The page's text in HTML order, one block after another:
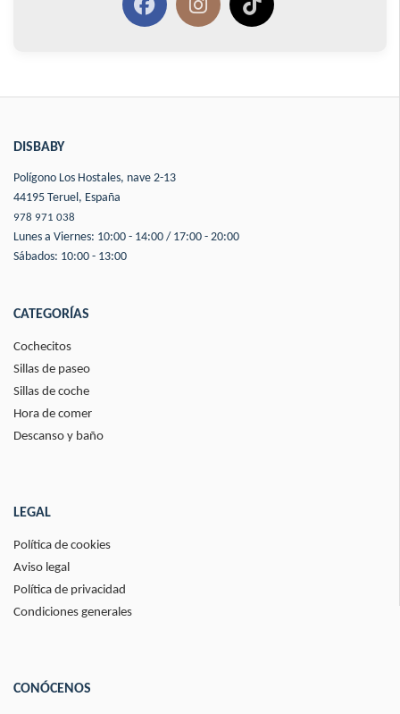
DISBABY
Polígono Los Hostales, nave 2-13
44195 Teruel, España
978 971 038
Lunes a Viernes: 10:00 - 14:00 / 17:00 - 20:00
Sábados: 10:00 - 13:00
CATEGORÍAS
Cochecitos
Sillas de paseo
Sillas de coche
Hora de comer
Descanso y baño
LEGAL
Política de cookies
Aviso legal
Política de privacidad
Condiciones generales
CONÓCENOS